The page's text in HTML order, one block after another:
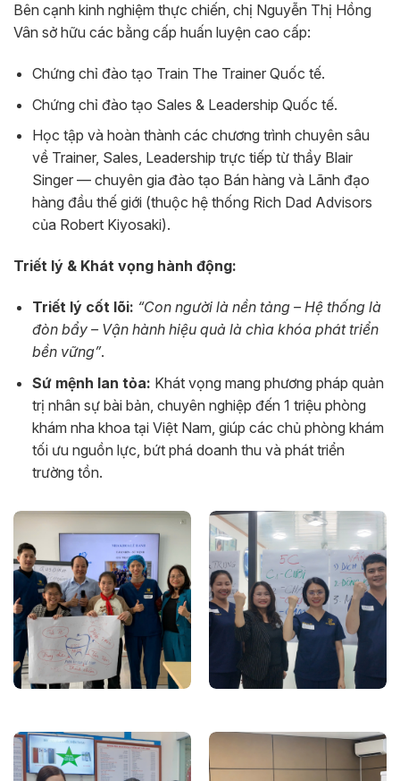
Bên cạnh kinh nghiệm thực chiến, chị Nguyễn Thị Hồng
Vân sở hữu các bằng cấp huấn luyện cao cấp:
Chứng chỉ đào tạo Train The Trainer Quốc tế.
Chứng chỉ đào tạo Sales & Leadership Quốc tế.
Học tập và hoàn thành các chương trình chuyên sâu
về Trainer, Sales, Leadership trực tiếp từ thầy Blair
Singer — chuyên gia đào tạo Bán hàng và Lãnh đạo
hàng đầu thế giới (thuộc hệ thống Rich Dad Advisors
của Robert Kiyosaki).
Triết lý & Khát vọng hành động:
Triết lý cốt lõi: “Con người là nền tảng – Hệ thống là
đòn bẩy – Vận hành hiệu quả là chìa khóa phát triển
bền vững”.
Sứ mệnh lan tỏa: Khát vọng mang phương pháp quản
trị nhân sự bài bản, chuyên nghiệp đến 1 triệu phòng
khám nha khoa tại Việt Nam, giúp các chủ phòng khám
tối ưu nguồn lực, bứt phá doanh thu và phát triển
trường tồn.